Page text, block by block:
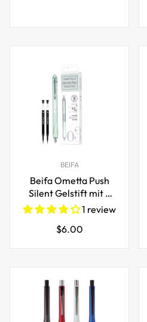
BEIFA
Beifa Ometta Push
Silent Gelstift mit 2
Ersatzminen1 review
Regulärer
$6.00